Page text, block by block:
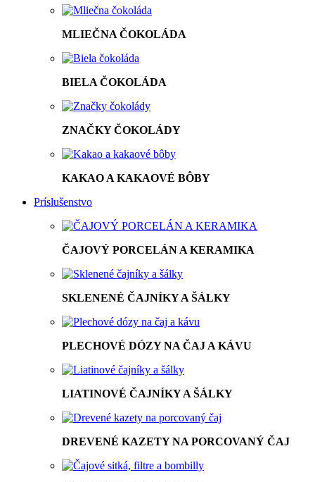
MLIEČNA ČOKOLÁDA
BIELA ČOKOLÁDA
ZNAČKY ČOKOLÁDY
KAKAO A KAKAOVÉ BÔBY
Príslušenstvo
ČAJOVÝ PORCELÁN A KERAMIKA
SKLENENÉ ČAJNÍKY A ŠÁLKY
PLECHOVÉ DÓZY NA ČAJ A KÁVU
LIATINOVÉ ČAJNÍKY A ŠÁLKY
DREVENÉ KAZETY NA PORCOVANÝ ČAJ